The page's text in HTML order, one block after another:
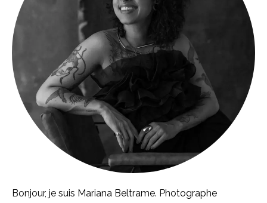
Bonjour, je suis Mariana Beltrame. Photographe